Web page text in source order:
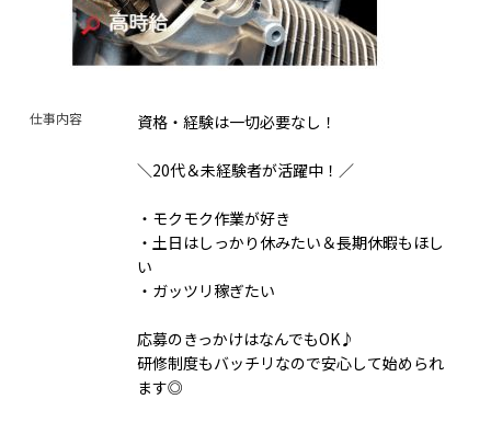
仕事内容 資格・経験は一切必要なし！
＼20代＆未経験者が活躍中！／
・モクモク作業が好き
・土日はしっかり休みたい＆長期休暇もほし
い
・ガッツリ稼ぎたい
応募のきっかけはなんでもOK♪
研修制度もバッチリなので安心して始められ
ます◎